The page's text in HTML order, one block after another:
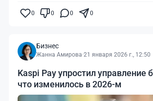
0 0 0 0
Бизнес
Жанна Амирова·21 января 2026 г., 12:50
Kaspi Pay упростил управление
что изменилось в 2026-м